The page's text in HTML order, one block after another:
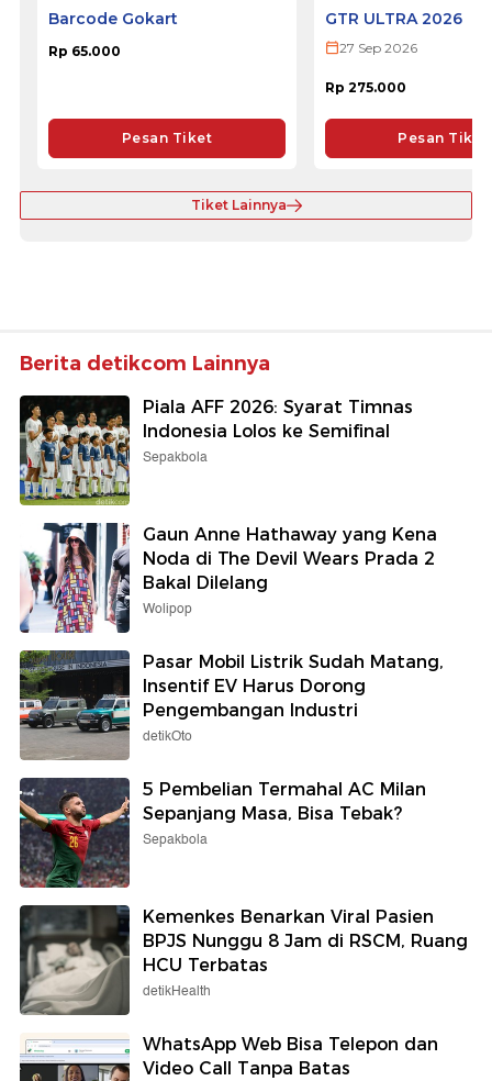
Barcode Gokart
Rp 65.000
Pesan Tiket
GTR ULTRA 2026
27 Sep 2026
Rp 275.000
Pesan Tiket
Tiket Lainnya
Berita detikcom Lainnya
Piala AFF 2026: Syarat Timnas
Indonesia Lolos ke Semifinal
Sepakbola
Gaun Anne Hathaway yang Kena
Noda di The Devil Wears Prada 2
Bakal Dilelang
Wolipop
Pasar Mobil Listrik Sudah Matang,
Insentif EV Harus Dorong
Pengembangan Industri
detikOto
5 Pembelian Termahal AC Milan
Sepanjang Masa, Bisa Tebak?
Sepakbola
Kemenkes Benarkan Viral Pasien
BPJS Nunggu 8 Jam di RSCM, Ruang
HCU Terbatas
detikHealth
WhatsApp Web Bisa Telepon dan
Video Call Tanpa Batas